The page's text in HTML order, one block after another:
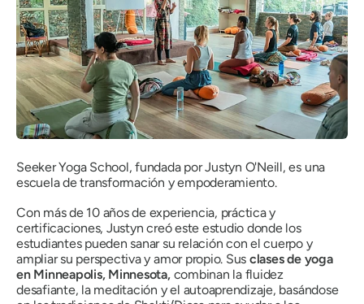
Seeker Yoga School, fundada por Justyn O'Neill, es una
escuela de transformación y empoderamiento.
Con más de 10 años de experiencia, práctica y
certificaciones, Justyn creó este estudio donde los
estudiantes pueden sanar su relación con el cuerpo y
ampliar su perspectiva y amor propio. Sus clases de yoga
en Minneapolis, Minnesota,combinan la fluidez
desafiante, la meditación y el autoaprendizaje, basándose